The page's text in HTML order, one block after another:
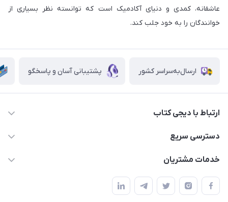
عاشقانه، کمدی و دنیای آکادمیک است که توانسته نظر بسیاری از
خوانندگان را به خود جلب کند.
ارسال‌به‌سراسر کشور پشتیبانی آسان و پاسخگو
ارتباط با دیجی کتاب
021-66483376
پلیس امنیت .پلاک 150 (🚷 فروش فقط به صورت آنلاین)
دسترسی سریع
کتاب (دسته‌بندی)
ناشران همکار
خدمات مشتریان
راهنما
پیگیری سفارشات